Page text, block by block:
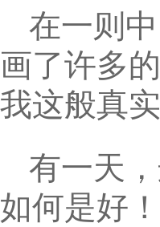
在一则
画了许多
我这般真
有一天
如何是好